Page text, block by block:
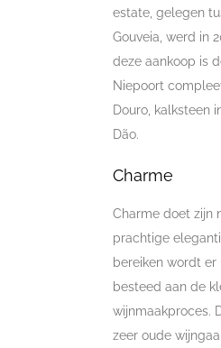
estate, gelegen
Gouveia, werd in
deze aankoop is
Niepoort
Douro, kalksteen
Dão.
Charme
Charme doet zijn
prachtige
bereiken wordt
besteed aan de
wijnmaakproces.
zeer oude